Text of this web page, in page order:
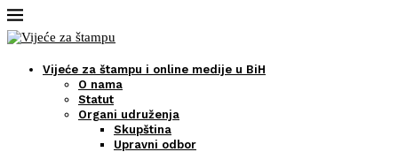
Vijeće za štampu i online medije u BiH
O nama
Statut
Organi udruženja
Skupština
Upravni odbor